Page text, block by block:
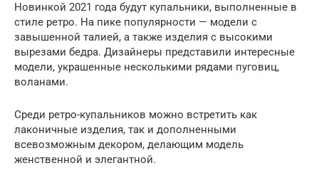
Новинкой 2021 года будут купальники, выполненные в
стиле ретро. На пике популярности — модели с
завышенной талией, а также изделия с высокими
вырезами бедра. Дизайнеры представили интересные
модели, украшенные несколькими рядами пуговиц,
воланами.
Среди ретро-купальников можно встретить как
лаконичные изделия, так и дополненными
всевозможным декором, делающим модель
женственной и элегантной.